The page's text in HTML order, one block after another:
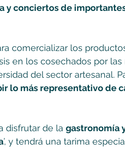
y conciertos de
comercializar los
en los cosechados por las
del sector artesanal.
lo más representativo de
disfrutar de la gastronomía
’, y tendrá una tarima